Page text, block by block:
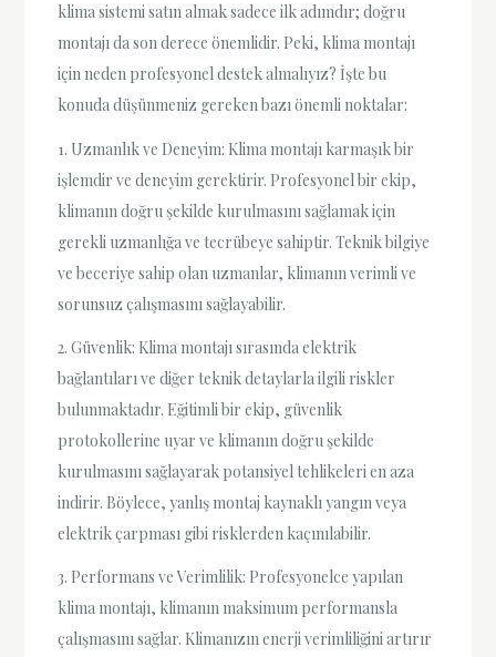
klima sistemi satın almak sadece ilk adımdır; doğru
montajı da son derece önemlidir. Peki, klima montajı
için neden profesyonel destek almalıyız? İşte bu
konuda düşünmeniz gereken bazı önemli noktalar:
1. Uzmanlık ve Deneyim: Klima montajı karmaşık bir
işlemdir ve deneyim gerektirir. Profesyonel bir ekip,
klimanın doğru şekilde kurulmasını sağlamak için
gerekli uzmanlığa ve tecrübeye sahiptir. Teknik bilgiye
ve beceriye sahip olan uzmanlar, klimanın verimli ve
sorunsuz çalışmasını sağlayabilir.
2. Güvenlik: Klima montajı sırasında elektrik
bağlantıları ve diğer teknik detaylarla ilgili riskler
bulunmaktadır. Eğitimli bir ekip, güvenlik
protokollerine uyar ve klimanın doğru şekilde
kurulmasını sağlayarak potansiyel tehlikeleri en aza
indirir. Böylece, yanlış montaj kaynaklı yangın veya
elektrik çarpması gibi risklerden kaçınılabilir.
3. Performans ve Verimlilik: Profesyonelce yapılan
klima montajı, klimanın maksimum performansla
çalışmasını sağlar. Klimanızın enerji verimliliğini artırır